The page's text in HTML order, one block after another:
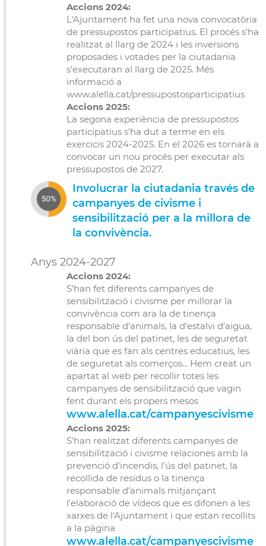
Accions 2024:
L'Ajuntament ha fet una nova convocatòria
de pressupostos participatius. El procés s'ha
realitzat al llarg de 2024 i les inversions
proposades i votades per la ciutadania
s'executaran al llarg de 2025. Més
informació a
www.alella.cat/pressupostosparticipatius
Accions 2025:
La segona experiència de pressupostos
participatius s'ha dut a terme en els
exercicis 2024-2025. En el 2026 es tornarà a
convocar un nou procés per executar als
pressupostos de 2027.
Involucrar la ciutadania través de
campanyes de civisme i
sensibilització per a la millora de
la convivència.
Anys 2024-2027
Accions 2024:
S'han fet diferents campanyes de
sensibilització i civisme per millorar la
convivència com ara la de tinença
responsable d'animals, la d'estalvi d'aigua,
la del bon ús del patinet, les de seguretat
viària que es fan als centres educatius, les
de seguretat als comerços... Hem creat un
apartat al web per recollir totes les
campanyes de sensibilització que vagin
fent durant els propers mesos
www.alella.cat/campanyescivisme
Accions 2025:
S'han realitzat diferents campanyes de
sensibilització i civisme relaciones amb la
prevenció d'incendis, l'ús del patinet, la
recollida de residus o la tinença
responsable d'animals mitjançant
l'elaboració de vídeos que es difonen a les
xarxes de l'Ajuntament i que estan recollits
a la pàgina
www.alella.cat/campanyescivisme